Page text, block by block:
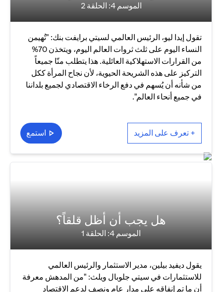
الموسم 4: الحلقة 2
تقول إيدا ليو، الرئيس العالمي لسيتي برايفت بنك: "تُهيمن
النساء اليوم على ثلث ثروات العالم اليوم، ويتخذن 70%
من القرارات الاستهلاكية العائلية. هذا يتطلب منّا جميعاً
التركيز على هذه الشريحة الحيوية، لأن نجاح المرأة ككل
من شأنه أن يُسهم في دفع الرخاء الاقتصادي لجميع بلداننا
في جميع أنحاء العالم".
+ تعرف على المزيد استمع
هل يجب أن أظل قلقاً؟
الموسم 4: الحلقة 1
يقول ديفيد بيلين، مدير الاستثمار والرئيس العالمي
للاستثمارات في سيتي جلوبال ويلث: "من المدهش معرفة
أن ما تم إنفاقه على مدار عام ونصف لدعم الاقتصاد